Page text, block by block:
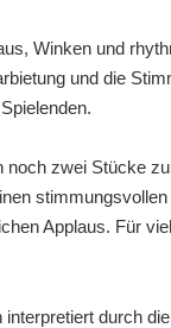
Winken und
und die
zwei Stücke
Applaus. Für
durch